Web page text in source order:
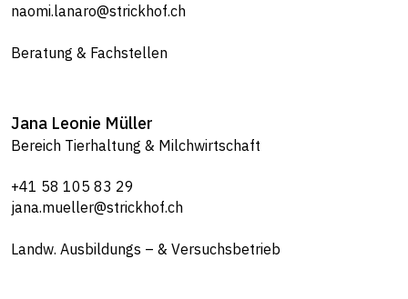
naomi.lanaro@strickhof.ch
Beratung & Fachstellen
Jana Leonie Müller
Bereich Tierhaltung & Milchwirtschaft
+41 58 105 83 29
jana.mueller@strickhof.ch
Landw. Ausbildungs – & Versuchsbetrieb